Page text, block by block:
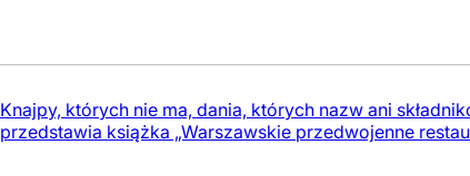
Knajpy, których nie ma, dania, których nazw ani
przedstawia książka „Warszawskie przedwojenne